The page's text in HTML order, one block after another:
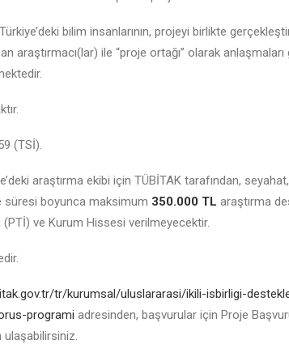
bilim insanlarının, projeyi birlikte
araştırmacı(lar) ile “proje ortağı” olarak
(TSİ).
araştırma ekibi için TÜBİTAK tarafından, seyahat,
süresi boyunca maksimum 350.000 TL araştırma
(PTİ) ve Kurum Hissesi verilmeyecektir.
tr/kurumsal/uluslararasi/ikili-isbirligi-
programi adresinden, başvurular için Proje
ulaşabilirsiniz.